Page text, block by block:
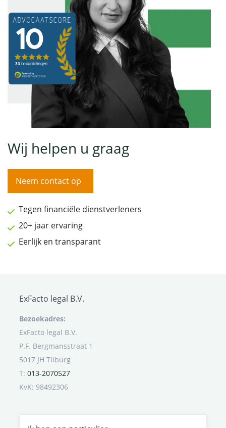
Wij helpen u graag
Neem contact op
Tegen financiële dienstverleners
20+ jaar ervaring
Eerlijk en transparant
ExFacto legal B.V.
Bezoekadres:
ExFacto legal B.V.
P.F. Bergmansstraat 1
5017 JH Tilburg
T: 013-2070527
KvK: 98492306